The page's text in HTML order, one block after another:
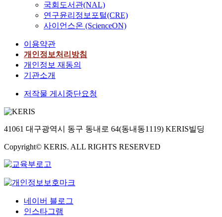
국회도서관(NAL)
연구윤리정보포털(CRE)
사이언스온 (ScienceON)
이용약관
개인정보처리방침
개인정보 재동의
기관소개
저작물 게시중단요청
41061 대구광역시 동구 동내로 64(동내동1119) KERIS빌딩
Copyright© KERIS. ALL RIGHTS RESERVED
네이버 블로그
인스타그램